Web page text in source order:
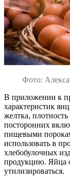
Фото:
В приложении к
характеристик
желтка,
посторонних
пищевыми
использовать в
хлебобулочных
продукцию. Яйца
утилизироваться.